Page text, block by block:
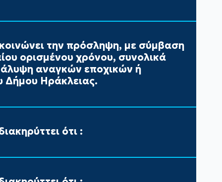
την πρόσληψη, με σύμβαση
ορισμένου χρόνου, συνολικά
αναγκών εποχικών ή
Ηράκλειας.
ότι :